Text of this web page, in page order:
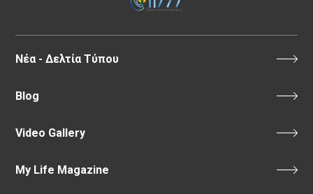
Νέα - Δελτία Τύπου
Blog
Video Gallery
My Life Magazine